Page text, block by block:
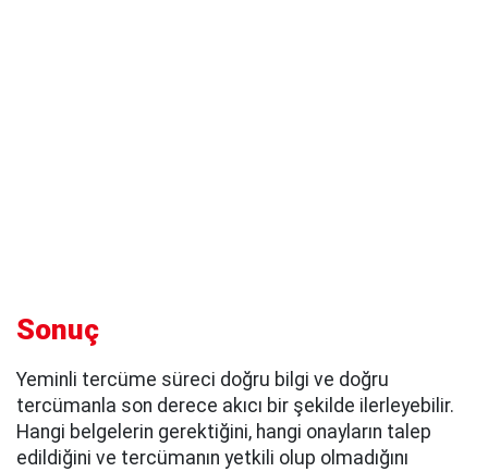
Sonuç
Yeminli tercüme süreci doğru bilgi ve doğru
tercümanla son derece akıcı bir şekilde ilerleyebilir.
Hangi belgelerin gerektiğini, hangi onayların talep
edildiğini ve tercümanın yetkili olup olmadığını